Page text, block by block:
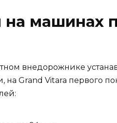
на машинах
внедорожнике
на Grand Vitara первого